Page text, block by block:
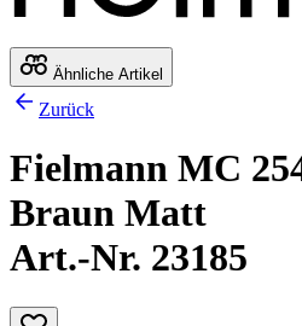
Ähnliche Artikel
Zurück
Fielmann MC
Braun Matt
Art.-Nr. 23185